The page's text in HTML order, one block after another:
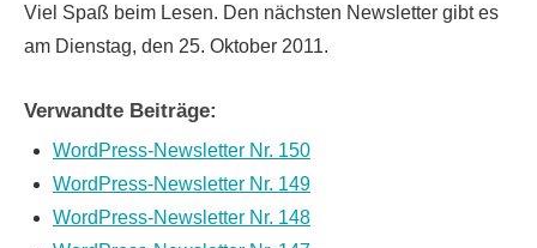
Viel Spaß beim Lesen. Den nächsten Newsletter gibt es
am Dienstag, den 25. Oktober 2011.
Verwandte Beiträge:
WordPress-Newsletter Nr. 150
WordPress-Newsletter Nr. 149
WordPress-Newsletter Nr. 148